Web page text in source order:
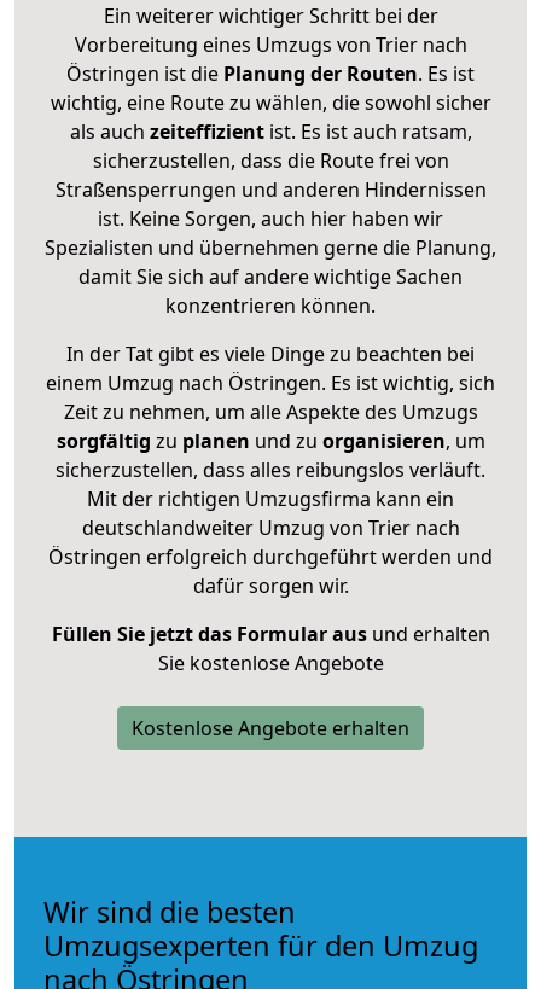
Ein weiterer wichtiger Schritt bei der
Vorbereitung eines Umzugs von Trier nach
Östringen ist die Planung der Routen. Es ist
wichtig, eine Route zu wählen, die sowohl sicher
als auch zeiteffizientist. Es ist auch ratsam,
sicherzustellen, dass die Route frei von
Straßensperrungen und anderen Hindernissen
ist. Keine Sorgen, auch hier haben wir
Spezialisten und übernehmen gerne die Planung,
damit Sie sich auf andere wichtige Sachen
konzentrieren können.
In der Tat gibt es viele Dinge zu beachten bei
einem Umzug nach Östringen. Es ist wichtig, sich
Zeit zu nehmen, um alle Aspekte des Umzugs
sorgfältig zu planen und zu organisieren, um
sicherzustellen, dass alles reibungslos verläuft.
Mit der richtigen Umzugsfirma kann ein
deutschlandweiter Umzug von Trier nach
Östringen erfolgreich durchgeführt werden und
dafür sorgen wir.
Füllen Sie jetzt das Formular ausund erhalten
Sie kostenlose Angebote
Kostenlose Angebote erhalten
Wir sind die besten
Umzugsexperten für den Umzug
nach Östringen